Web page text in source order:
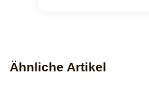
Ähnliche Artikel